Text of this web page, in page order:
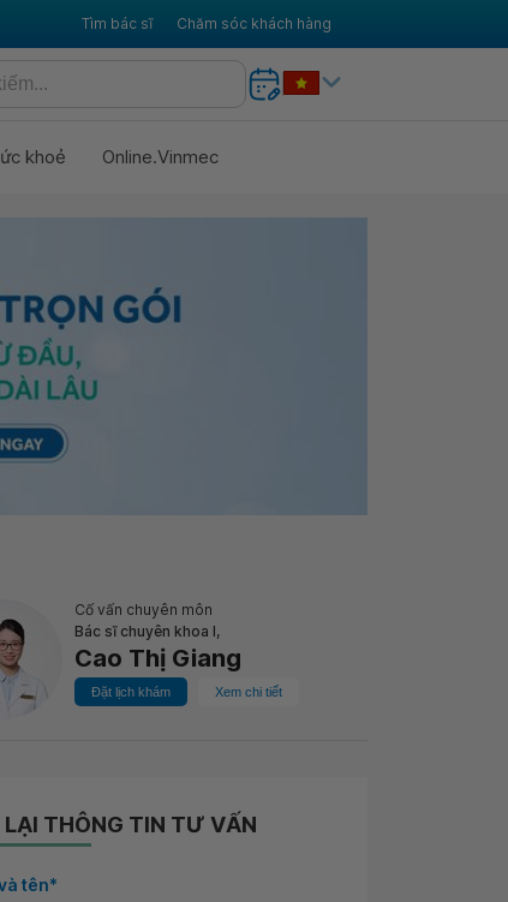
Tìm bác sĩ Chăm sóc khách hàng
khoẻ Online.Vinmec
Cố vấn chuyên môn
Bác sĩ chuyên khoa I,
Cao Thị Giang
Đặt lịch khám Xem chi tiết
LẠI THÔNG TIN TƯ VẤN
tên*